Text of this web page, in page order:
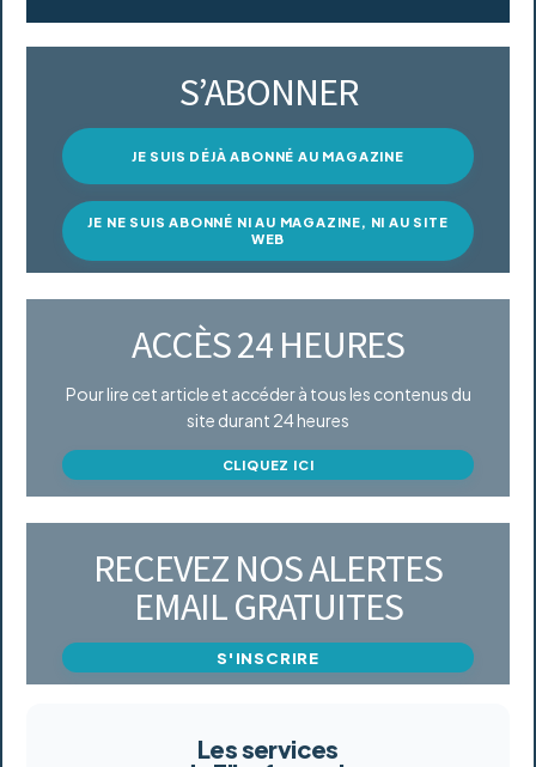
S’ABONNER
JE SUIS DÉJÀ ABONNÉ AU MAGAZINE
JE NE SUIS ABONNÉ NI AU MAGAZINE, NI AU SITE
WEB
ACCÈS 24 HEURES
Pour lire cet article et accéder à tous les contenus du
site durant 24 heures
CLIQUEZ ICI
RECEVEZ NOS ALERTES
EMAIL GRATUITES
S'INSCRIRE
Les services